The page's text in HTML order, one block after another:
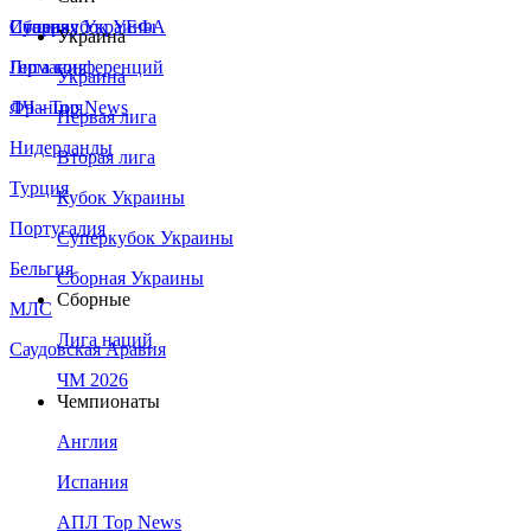
Сборная Украины
Италия
Германия
Франция
Нидерланды
Турция
Португалия
Бельгия
МЛС
Саудовская Аравия
Суперкубок УЕФА
Лига конференций
ЛЧ - Top News
Украина
Украина
Первая лига
Вторая лига
Кубок Украины
Суперкубок Украины
Сборная Украины
Сборные
Лига наций
ЧМ 2026
Чемпионаты
Англия
Испания
АПЛ Top News